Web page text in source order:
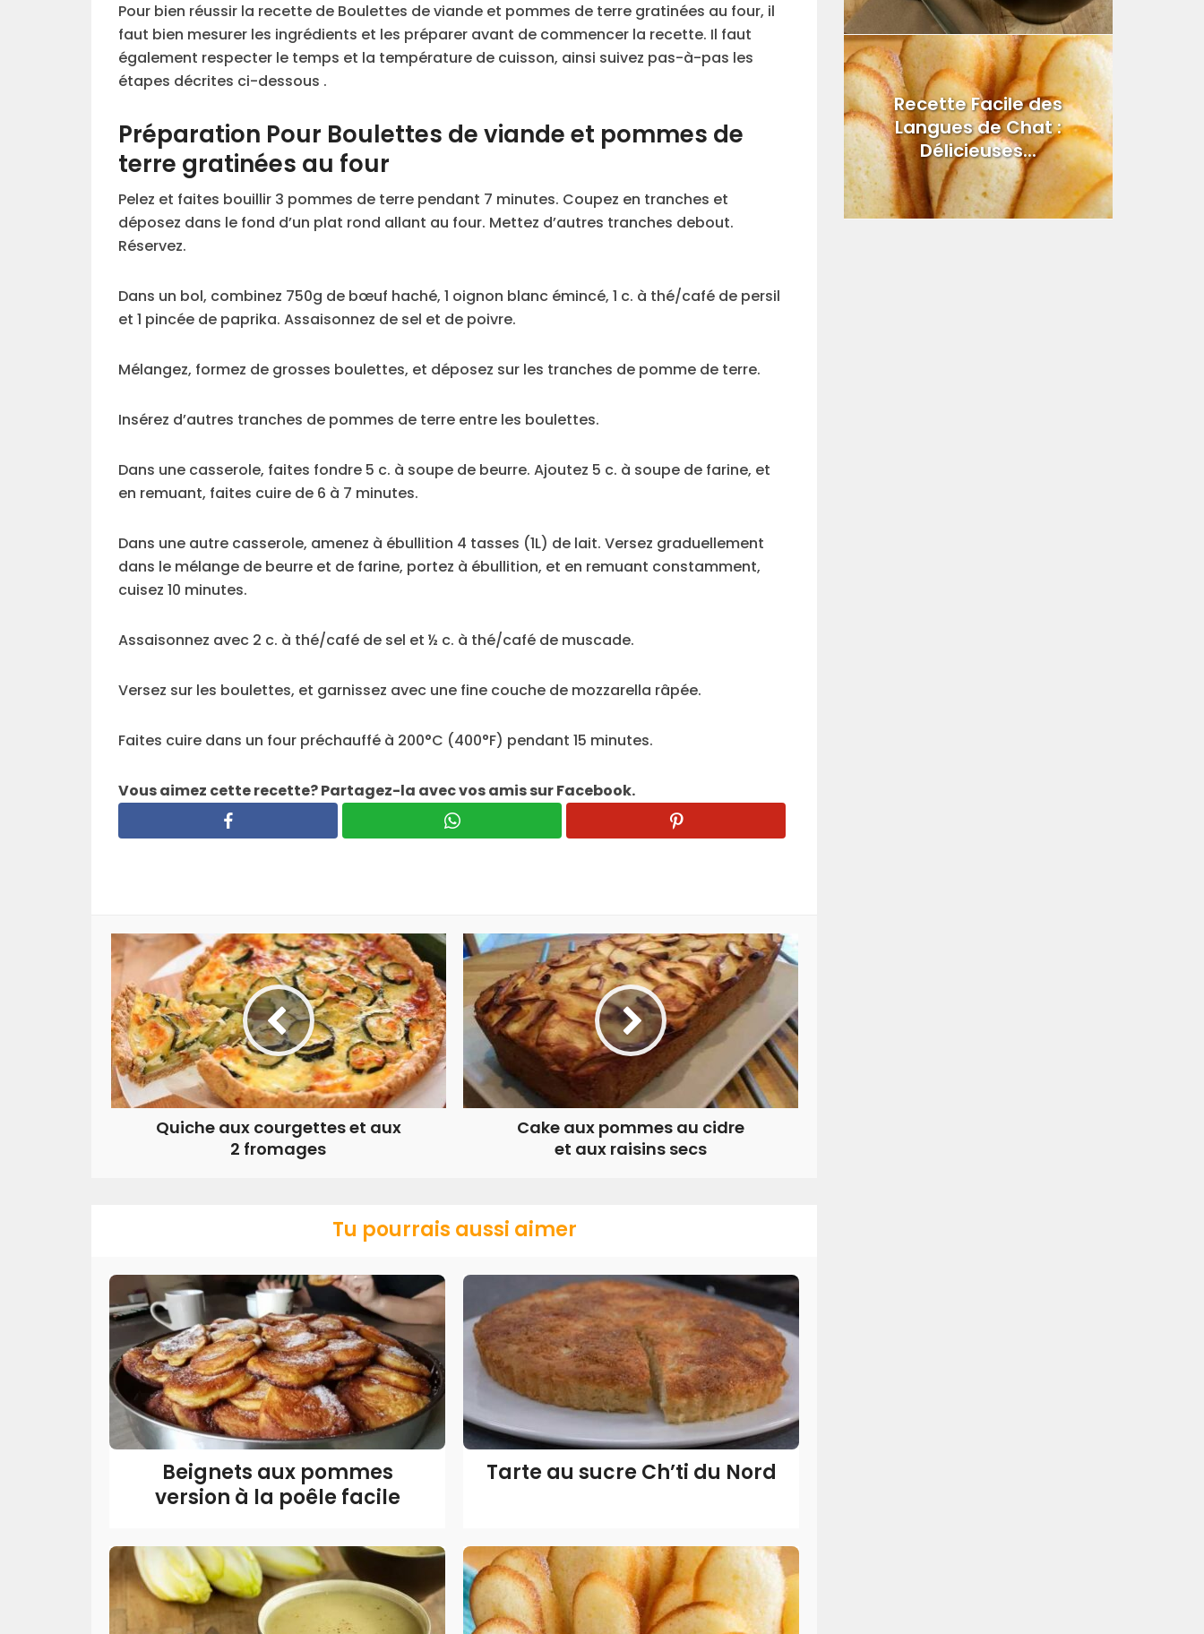
Pour bien réussir la recette de Boulettes de viande et pommes de terre gratinées au four, il
faut bien mesurer les ingrédients et les préparer avant de commencer la recette. Il faut
également respecter le temps et la température de cuisson, ainsi suivez pas-à-pas les
étapes décrites ci-dessous .
Préparation Pour Boulettes de viande et pommes de
terre gratinées au four
Pelez et faites bouillir 3 pommes de terre pendant 7 minutes. Coupez en tranches et
déposez dans le fond d’un plat rond allant au four. Mettez d’autres tranches debout.
Réservez.
Dans un bol, combinez 750g de bœuf haché, 1 oignon blanc émincé, 1 c. à thé/café de persil
et 1 pincée de paprika. Assaisonnez de sel et de poivre.
Mélangez, formez de grosses boulettes, et déposez sur les tranches de pomme de terre.
Insérez d’autres tranches de pommes de terre entre les boulettes.
Dans une casserole, faites fondre 5 c. à soupe de beurre. Ajoutez 5 c. à soupe de farine, et
en remuant, faites cuire de 6 à 7 minutes.
Dans une autre casserole, amenez à ébullition 4 tasses (1L) de lait. Versez graduellement
dans le mélange de beurre et de farine, portez à ébullition, et en remuant constamment,
cuisez 10 minutes.
Assaisonnez avec 2 c. à thé/café de sel et ½ c. à thé/café de muscade.
Versez sur les boulettes, et garnissez avec une fine couche de mozzarella râpée.
Faites cuire dans un four préchauffé à 200°C (400°F) pendant 15 minutes.
Vous aimez cette recette? Partagez-la avec vos amis sur Facebook.
Quiche aux courgettes et aux
2 fromages
Cake aux pommes au cidre
et aux raisins secs
Tu pourrais aussi aimer
Beignets aux pommes
version à la poêle facile
Tarte au sucre Ch’ti du Nord
Recette Facile des
Langues de Chat :
Délicieuses...